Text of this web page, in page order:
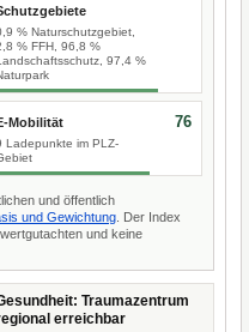
% Naturschutzgebiet,
% FFH, 96,8 %
97,4 %
Mobilität
Ladepunkte im PLZ-
76
und öffentlich
und Gewichtung . Der Index
und keine
Traumazentrum
erreichbar